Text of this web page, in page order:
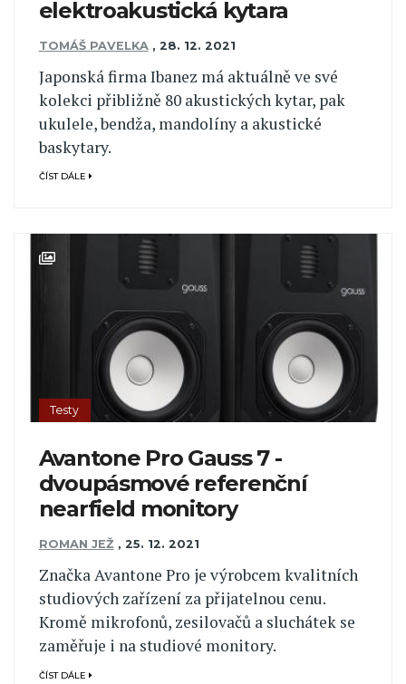
elektroakustická kytara
TOMÁŠ PAVELKA , 28. 12. 2021
Japonská firma Ibanez má aktuálně ve své
kolekci přibližně 80 akustických kytar, pak
ukulele, bendža, mandolíny a akustické
baskytary.
ČÍST DÁLE
Testy
Avantone Pro Gauss 7 -
dvoupásmové referenční
nearfield monitory
ROMAN JEŽ , 25. 12. 2021
Značka Avantone Pro je výrobcem kvalitních
studiových zařízení za přijatelnou cenu.
Kromě mikrofonů, zesilovačů a sluchátek se
zaměřuje i na studiové monitory.
ČÍST DÁLE